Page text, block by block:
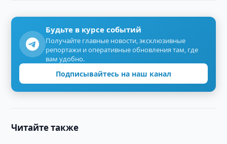
Будьте в курсе событий
Получайте главные новости, эксклюзивные
репортажи и оперативные обновления там, где
вам удобно.
Подписывайтесь на наш канал
Читайте также